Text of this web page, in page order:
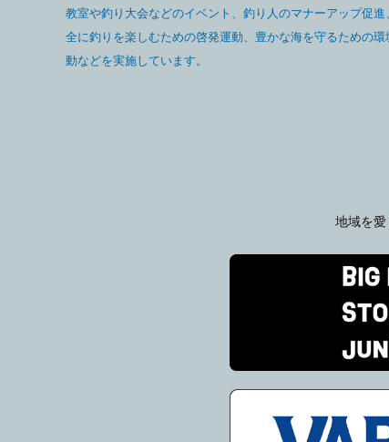
教室や釣り大会などのイベント、釣り人のマナーアップ促進
全に釣りを楽しむための啓発運動、豊かな海を守るための環
動などを実施しています。
地域を愛